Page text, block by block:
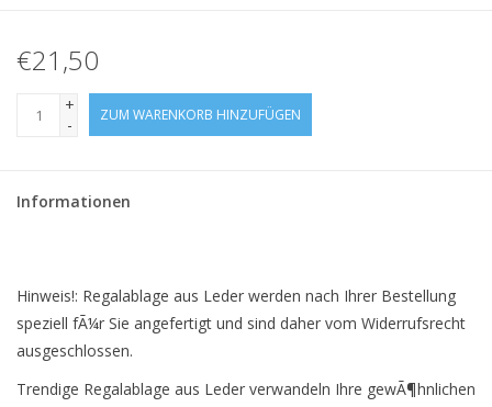
€21,50
+
-
ZUM WARENKORB HINZUFÜGEN
Informationen
Hinweis!: Regalablage aus Leder werden nach Ihrer Bestellung
speziell fÃ¼r Sie angefertigt und sind daher vom Widerrufsrecht
ausgeschlossen.
Trendige Regalablage aus Leder verwandeln Ihre gewÃ¶hnlichen